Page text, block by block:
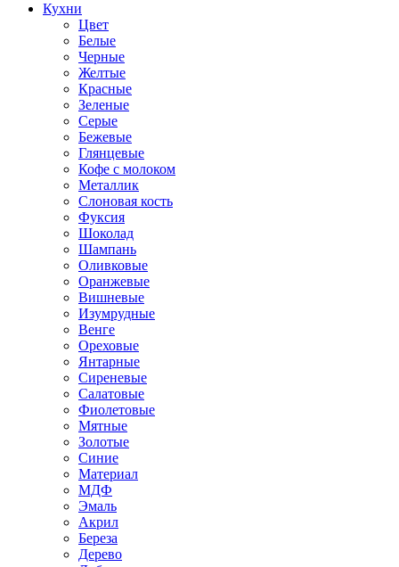
Кухни
Цвет
Белые
Черные
Желтые
Красные
Зеленые
Серые
Бежевые
Глянцевые
Кофе с молоком
Металлик
Слоновая кость
Фуксия
Шоколад
Шампань
Оливковые
Оранжевые
Вишневые
Изумрудные
Венге
Ореховые
Янтарные
Сиреневые
Салатовые
Фиолетовые
Мятные
Золотые
Синие
Материал
МДФ
Эмаль
Акрил
Береза
Дерево